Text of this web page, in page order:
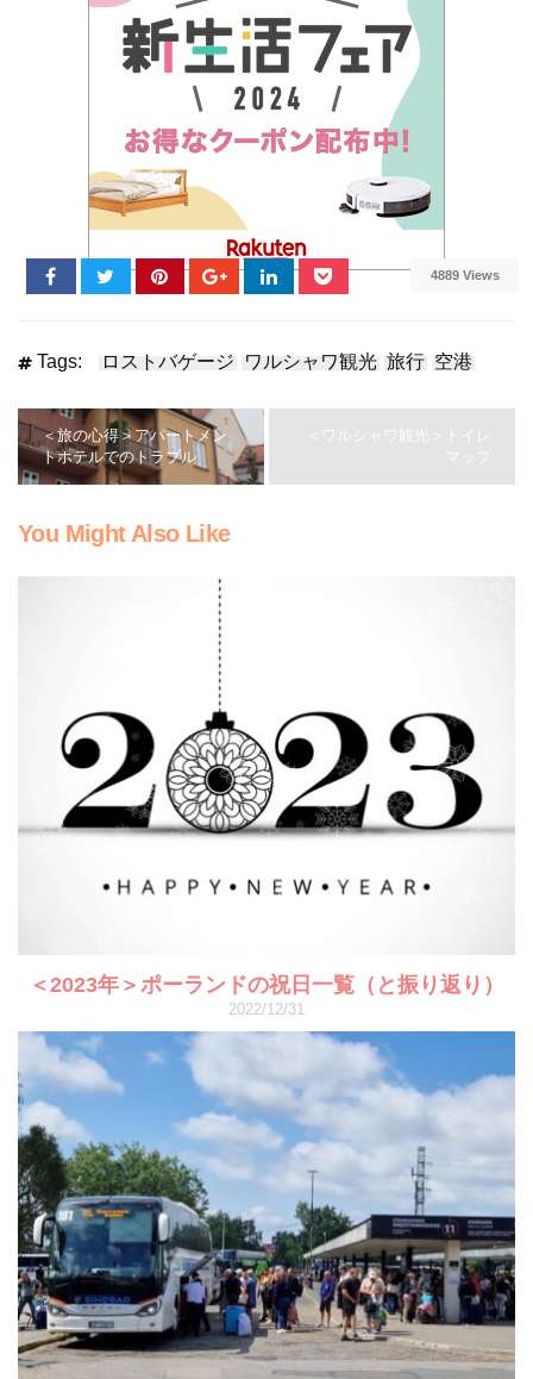
4889 Views
Tags: ロストバゲージ ワルシャワ観光 旅行 空港
＜旅の心得＞アパートメン
トホテルでのトラブル
＜ワルシャワ観光＞トイレ
マップ
You Might Also Like
＜2023年＞ポーランドの祝日一覧（と振り返り）
2022/12/31